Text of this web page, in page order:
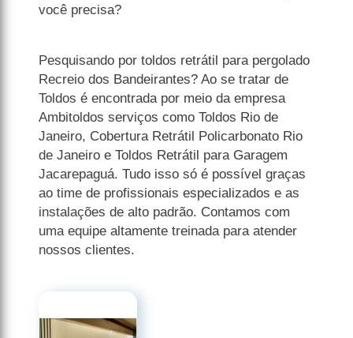
você precisa?
Pesquisando por toldos retrátil para pergolado
Recreio dos Bandeirantes? Ao se tratar de
Toldos é encontrada por meio da empresa
Ambitoldos serviços como Toldos Rio de
Janeiro, Cobertura Retrátil Policarbonato Rio
de Janeiro e Toldos Retrátil para Garagem
Jacarepaguá. Tudo isso só é possível graças
ao time de profissionais especializados e as
instalações de alto padrão. Contamos com
uma equipe altamente treinada para atender
nossos clientes.